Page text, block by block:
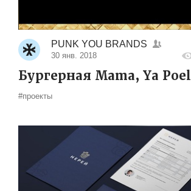
PUNK YOU BRANDS
30 янв. 2018
Бургерная Mama, Ya Poel
#проекты